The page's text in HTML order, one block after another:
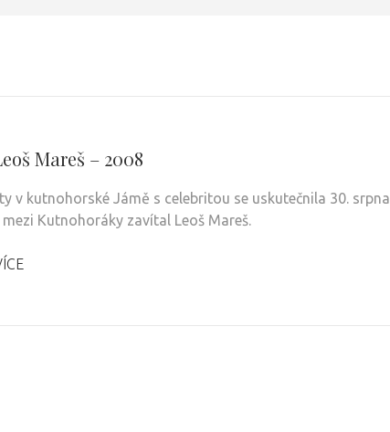
Mareš – 2008
v kutnohorské Jámě s celebritou se uskutečnila 30. srpna
mezi Kutnohoráky zavítal Leoš Mareš.